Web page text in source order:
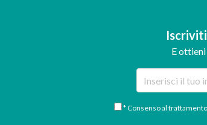
E
* Consenso al